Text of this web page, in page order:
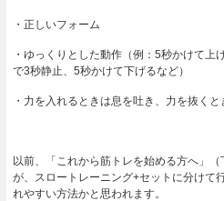
・正しいフォーム
・ゆっくりとした動作（例：5秒かけて上
で3秒静止、5秒かけて下げるなど）
・力を入れるときは息を吐き、力を抜くと
以前、「これから筋トレを始める方へ」
が、スロートレーニング+セットに分けて
れやすい方法かと思われます。